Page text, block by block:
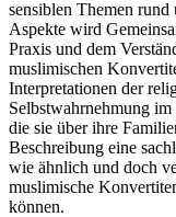
sensiblen Themen
Aspekte wird
Praxis und dem
muslimischen
Interpretationen der
Selbstwahrnehmung
die sie über ihre
Beschreibung eine
wie ähnlich und doch
muslimische
können.